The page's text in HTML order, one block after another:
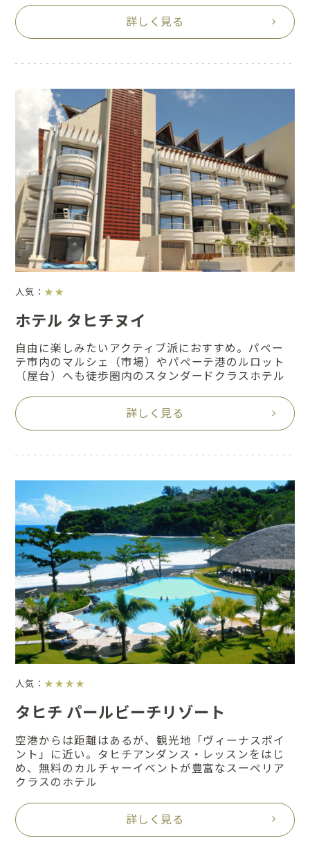
詳しく見る
人気： ★★
ホテル タヒチヌイ
自由に楽しみたいアクティブ派におすすめ。パペー
テ市内のマルシェ（市場）やパペーテ港のルロット
（屋台）へも徒歩圏内のスタンダードクラスホテル
詳しく見る
人気： ★★★★
タヒチ パールビーチリゾート
空港からは距離はあるが、観光地「ヴィーナスポイ
ント」に近い。タヒチアンダンス・レッスンをはじ
め、無料のカルチャーイベントが豊富なスーペリア
クラスのホテル
詳しく見る